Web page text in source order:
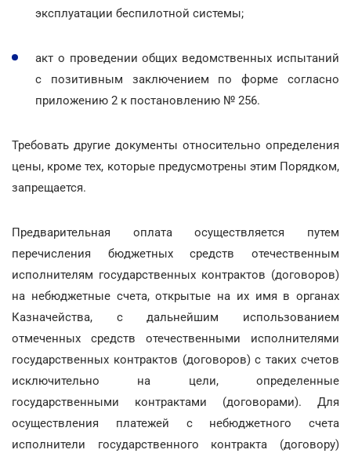
эксплуатации беспилотной системы;
акт о проведении общих ведомственных испытаний
с позитивным заключением по форме согласно
приложению 2 к постановлению № 256.
Требовать другие документы относительно определения
цены, кроме тех, которые предусмотрены этим Порядком,
запрещается.
Предварительная оплата осуществляется путем
перечисления бюджетных средств отечественным
исполнителям государственных контрактов (договоров)
на небюджетные счета, открытые на их имя в органах
Казначейства, с дальнейшим использованием
отмеченных средств отечественными исполнителями
государственных контрактов (договоров) с таких счетов
исключительно на цели, определенные
государственными контрактами (договорами). Для
осуществления платежей с небюджетного счета
исполнители государственного контракта (договору)